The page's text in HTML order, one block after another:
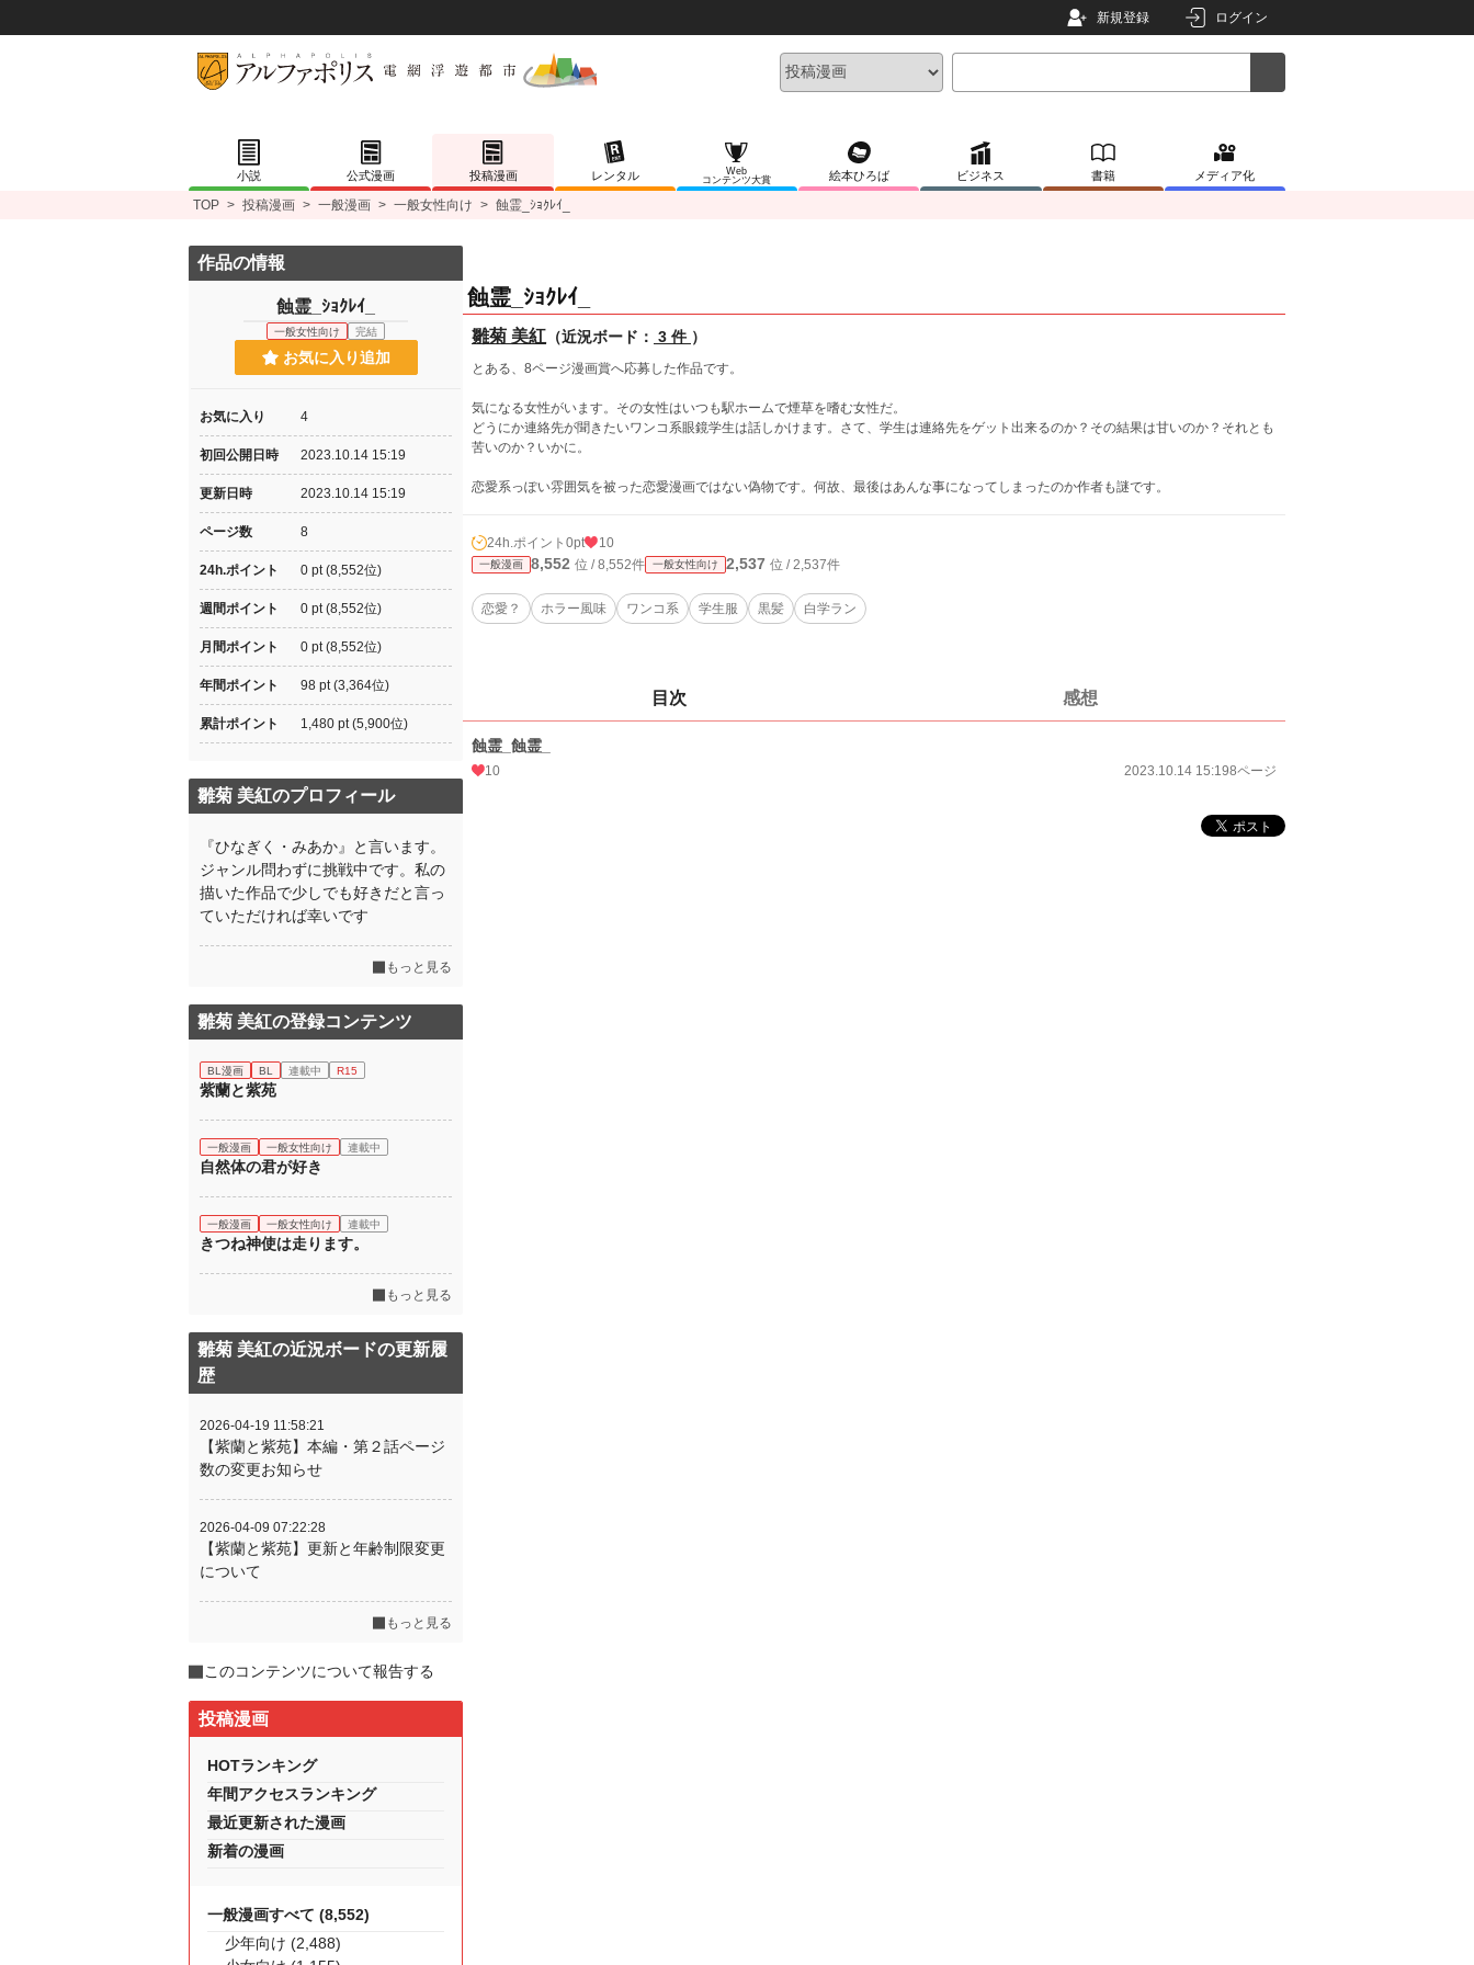
新規登録 ログイン
小説 公式漫画 投稿漫画 レンタル
Web
コンテンツ大賞
絵本ひろば ビジネス 書籍 メディア化
TOP > 投稿漫画 > 一般漫画 > 一般女性向け > 蝕霊_ｼｮｸﾚｲ_
蝕霊_ｼｮｸﾚｲ_
雛菊 美紅 （近況ボード： 3 件 ）
とある、8ページ漫画賞へ応募した作品です。
気になる女性がいます。その女性はいつも駅ホームで煙草を嗜む女性だ。
どうにか連絡先が聞きたいワンコ系眼鏡学生は話しかけます。さて、学生は連絡先をゲット出来るのか？その結果は甘いのか？それとも
苦いのか？いかに。
恋愛系っぽい雰囲気を被った恋愛漫画ではない偽物です。何故、最後はあんな事になってしまったのか作者も謎です。
24h.ポイント 0pt 10
一般漫画 8,552 位 / 8,552件 一般女性向け 2,537 位 / 2,537件
恋愛？ ホラー風味 ワンコ系 学生服 黒髪 白学ラン
目次 感想
蝕霊_蝕霊_
10 2023.10.14 15:198ページ
作品の情報
蝕霊_ｼｮｸﾚｲ_
一般女性向け 完結
お気に入り追加
お気に入り 4
初回公開日時 2023.10.14 15:19
更新日時 2023.10.14 15:19
ページ数 8
24h.ポイント 0 pt (8,552位)
週間ポイント 0 pt (8,552位)
月間ポイント 0 pt (8,552位)
年間ポイント 98 pt (3,364位)
累計ポイント 1,480 pt (5,900位)
雛菊 美紅のプロフィール
『ひなぎく・みあか』と言います。
ジャンル問わずに挑戦中です。私の
描いた作品で少しでも好きだと言っ
ていただければ幸いです
もっと見る
雛菊 美紅の登録コンテンツ
BL漫画 BL 連載中 R15
紫蘭と紫苑
一般漫画 一般女性向け 連載中
自然体の君が好き
一般漫画 一般女性向け 連載中
きつね神使は走ります。
もっと見る
雛菊 美紅の近況ボードの更新履
歴
2026-04-19 11:58:21
【紫蘭と紫苑】本編・第２話ページ
数の変更お知らせ
2026-04-09 07:22:28
【紫蘭と紫苑】更新と年齢制限変更
について
もっと見る
このコンテンツについて報告する
投稿漫画
HOTランキング
年間アクセスランキング
最近更新された漫画
新着の漫画
一般漫画すべて (8,552)
少年向け (2,488)